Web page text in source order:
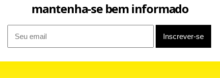
mantenha-se bem informado